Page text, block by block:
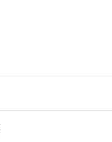
承ください。
利用に関して"
の「
範囲」に記載されてい
す。
令（10物質）の非含有
含有証明書（当社基準
過去に遡って非含有を